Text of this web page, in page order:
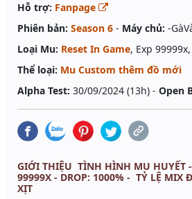
Hỗ trợ: Fanpage
Phiên bản: Season 6 - Máy chủ: -
Loại Mu: Reset In Game, Exp
Thể loại: Mu Custom thêm đồ mới
Alpha Test: 30/09/2024 (13h) - Open
GIỚI THIỆU TÌNH HÌNH MU HUYẾT -
99999X - DROP: 1000% - TỶ LỆ MIX
XỊT